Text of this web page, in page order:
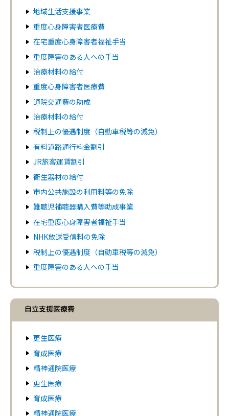
地域生活支援事業
重度心身障害者医療費
在宅重度心身障害者福祉手当
重度障害のある人への手当
治療材料の給付
重度心身障害者医療費
通院交通費の助成
治療材料の給付
税制上の優遇制度（自動車税等の減免）
有料道路通行料金割引
JR旅客運賃割引
衛生器材の給付
市内公共施設の利用料等の免除
難聴児補聴器購入費等助成事業
在宅重度心身障害者福祉手当
NHK放送受信料の免除
税制上の優遇制度（自動車税等の減免）
重度障害のある人への手当
自立支援医療費
更生医療
育成医療
精神通院医療
更生医療
育成医療
精神通院医療